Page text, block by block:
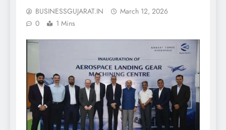
BUSINESSGUJARAT.IN
March 12, 2026
0
1 Mins